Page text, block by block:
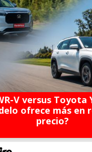
V versus Toyota
ofrece más en
precio?